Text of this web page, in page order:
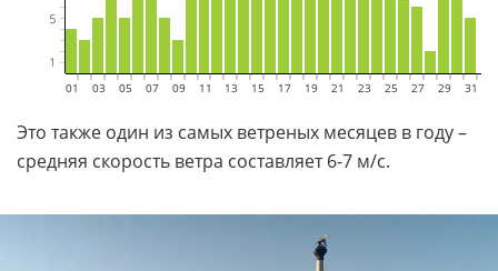
01 03 05 0708 0910 11 13 15 17 19 2021 2223 25 2728 2930 31
Это также один из самых ветреных месяцев в году –
средняя скорость ветра составляет 6-7 м/с.